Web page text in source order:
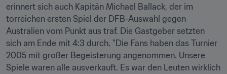
erinnert sich auch Kapitän Michael Ballack, der im
torreichen ersten Spiel der DFB-Auswahl gegen
Australien vom Punkt aus traf. Die Gastgeber setzten
sich am Ende mit 4:3 durch. "Die Fans haben das Turnier
2005 mit großer Begeisterung angenommen. Unsere
Spiele waren alle ausverkauft. Es war den Leuten wirklich